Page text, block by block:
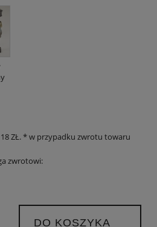
18 ZŁ. * w przypadku zwrotu towaru
zwrotowi:
DO KOSZYKA